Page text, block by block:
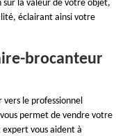
la valeur de votre objet,
éclairant ainsi votre
brocanteur
vers le professionnel
permet de vendre votre
expert vous aident à